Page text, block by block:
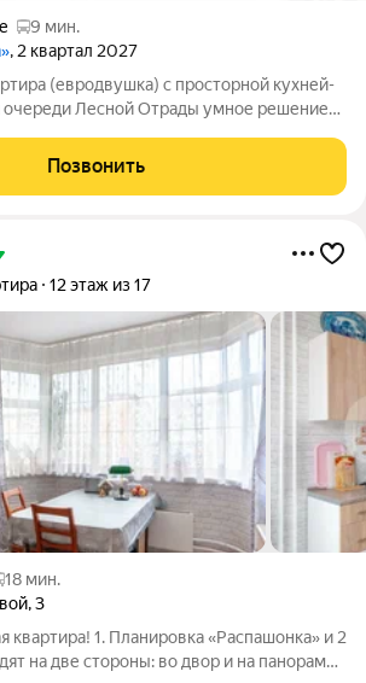
9 мин.
, 2 квартал 2027
(евродвушка) с просторной кухней-
Лесной Отрады умное решение
все необходимое, чтобы жители
образ
Позвонить
12 этаж из 17
18 мин.
,3
квартира! 1. Планировка «Распашонка» и 2
на две стороны: во двор и на панораму